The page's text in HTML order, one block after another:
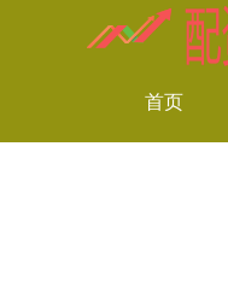
首页